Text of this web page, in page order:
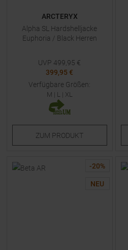
ARCTERYX
Alpha SL Hardshelljacke
Euphoria / Black Herren
UVP 499,95 €
399,95 €
Verfügbare Größen:
M | L | XL
ZUM PRODUKT
-20%
NEU